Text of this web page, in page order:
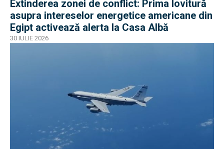
Extinderea zonei de conflict: Prima lovitură
asupra intereselor energetice americane din
Egipt activează alerta la Casa Albă
30 IULIE 2026